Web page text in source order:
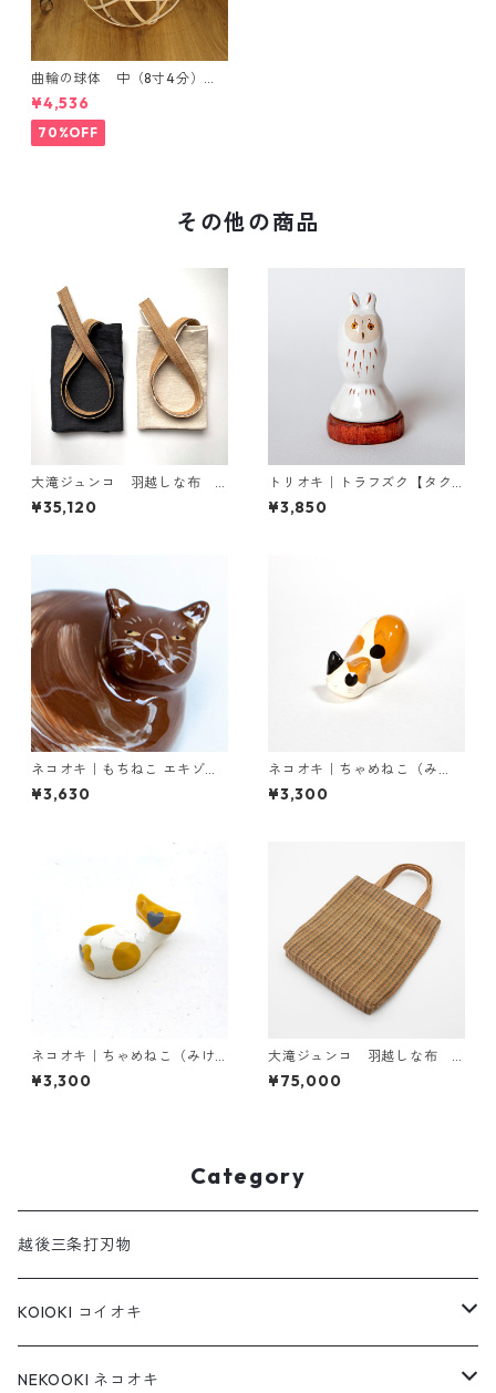
曲輪の球体 中（8寸4分）
【エンブレムオブジェ発売記
念・限定特別価格】
¥4,536
70%OFF
その他の商品
大滝ジュンコ 羽越しな布
サロンエプロン（生成・チャ
コール）
¥35,120
トリオキ｜トラフズク【タク
ミクラフト限定】
¥3,850
ネコオキ｜もちねこ エキゾチ
ックショートヘア【受注製作
予約受付中／タクミクラフト
¥3,630
ネコオキ｜ちゃめねこ（み
け）【現品販売・予約受付
中】
¥3,300
ネコオキ｜ちゃめねこ（みけ
ハート）【受注生産・予約受
付中】
¥3,300
大滝ジュンコ 羽越しな布
しな布バッグ 青紺縞
¥75,000
Category
越後三条打刃物
KOIOKI コイオキ
コイオキ in 特製桐箱
NEKOOKI ネコオキ